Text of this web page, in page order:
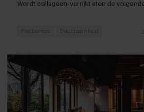
Wordt collageen-verrijkt eten de
Foodservice Duurzaamheid